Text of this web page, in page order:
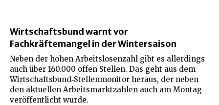
Wirtschaftsbund warnt vor
Fachkräftemangel in der Wintersaison
Neben der hohen Arbeitslosenzahl gibt es allerdings
auch über 160.000 offen Stellen. Das geht aus dem
Wirtschaftsbund‑Stellenmonitor heraus, der neben
den aktuellen Arbeitsmarktzahlen auch am Montag
veröffentlicht wurde.